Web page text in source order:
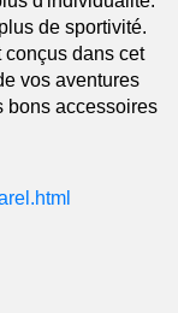
de sportivité.
conçus dans cet
vos aventures
bons accessoires